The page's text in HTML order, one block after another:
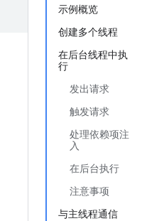
示例概览
创建多个线程
在后台线程中执
行
发出请求
触发请求
处理依赖项注
入
在后台执行
注意事项
与主线程通信